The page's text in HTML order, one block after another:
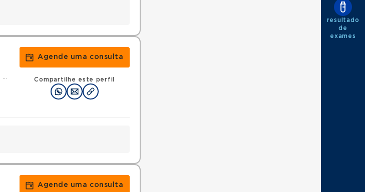
Agende uma consulta
Compartilhe este perfil
Agende uma consulta
resultado
de
exames